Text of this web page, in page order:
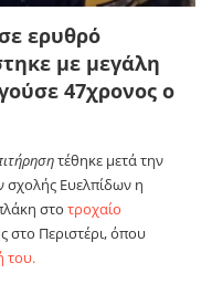
ερυθρό
με μεγάλη
47χρονος ο
τέθηκε μετά την
σχολής Ευελπίδων η
στο τροχαίο
στο Περιστέρι, όπου
του.